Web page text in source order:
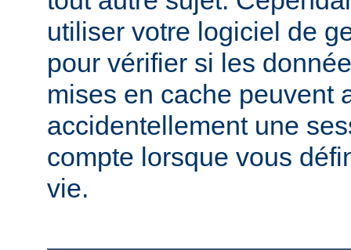
utiliser votre logiciel de
pour vérifier si les
mises en cache peuvent
accidentellement une
compte lorsque vous
vie.